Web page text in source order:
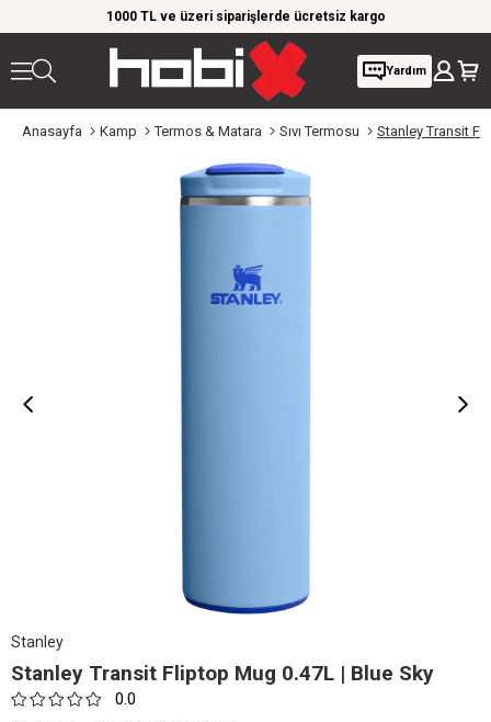
1000 TL ve üzeri siparişlerde ücretsiz kargo
Yardım
Anasayfa Kamp Termos & Matara Sıvı Termosu Stanley Transit
Stanley
Stanley Transit Fliptop Mug 0.47L | Blue Sky
0.0